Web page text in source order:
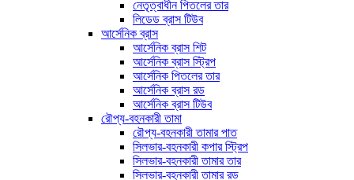
নেতৃত্বাধীন পিতলের তার
লিডেড ব্রাস টিউব
আর্সেনিক ব্রাস
আর্সেনিক ব্রাস শিট
আর্সেনিক ব্রাস স্ট্রিপ
আর্সেনিক পিতলের তার
আর্সেনিক ব্রাস রড
আর্সেনিক ব্রাস টিউব
রৌপ্য-বহনকারী তামা
রৌপ্য-বহনকারী তামার পাত
সিলভার-বহনকারী কপার স্ট্রিপ
সিলভার-বহনকারী তামার তার
সিলভার-বহনকারী তামার রড